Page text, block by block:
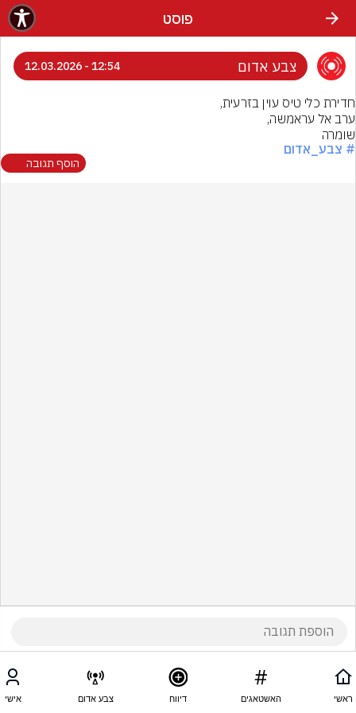
פוסט
צבע אדום 12:54 - 12.03.2026
שומרה
# צבע_אדום
הוסף תגובה
ראשי האשטאגים דיווח צבע אדום אישי